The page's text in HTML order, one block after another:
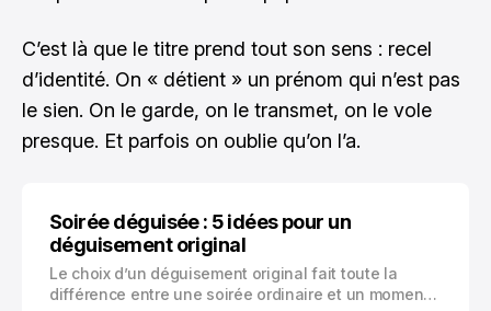
C’est là que le titre prend tout son sens : recel
d’identité. On « détient » un prénom qui n’est pas
le sien. On le garde, on le transmet, on le vole
presque. Et parfois on oublie qu’on l’a.
Soirée déguisée : 5 idées pour un
déguisement original
Le choix d’un déguisement original fait toute la
différence entre une soirée ordinaire et un moment